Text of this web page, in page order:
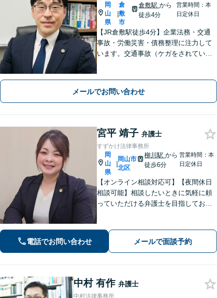
岡
山
県
|
倉
敷
市
倉敷駅から
徒歩4分
営業時間：本
日定休日
【JR倉敷駅徒歩4分】企業法務・交通
事故・労働災害・債務整理に注力して
います。交通事故（ケガをされている
無料です。
メールでお問い合わせ
宮平 靖子 弁護士
すずかけ法律事務所
岡
山
県
|
岡山市
北区
柳川駅から
徒歩6分
営業時間：本
日定休日
【オンライン相談対応可】【夜間休日
相談可能】相談したいときに気軽に頼
っていただける弁護士を目指しており
い。
電話でお問い合わせ メールで面談予約
中村 有作 弁護士
中村法律事務所